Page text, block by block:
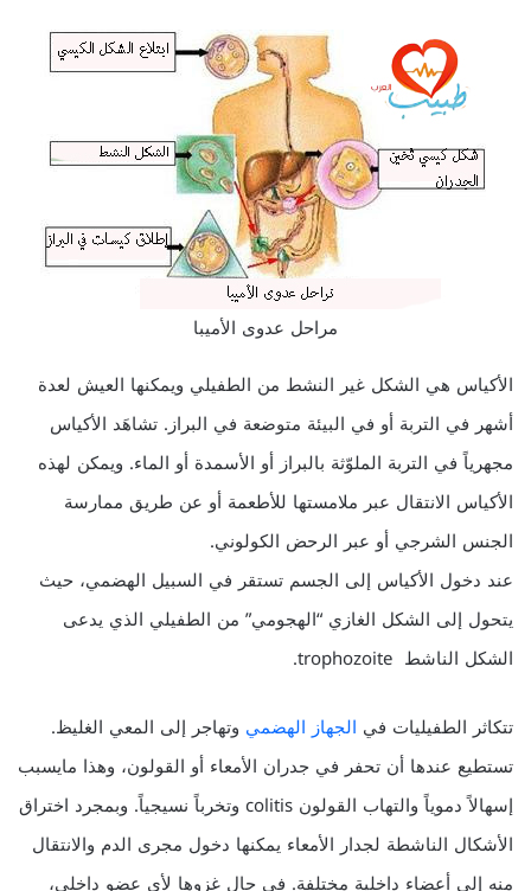
مراحل عدوى الأميبا
الأكياس هي الشكل غير النشط من الطفيلي ويمكنها العيش لعدة
أشهر في التربة أو في البيئة متوضعة في البراز. تشاهَد الأكياس
مجهرياً في التربة الملوّثة بالبراز أو الأسمدة أو الماء. ويمكن لهذه
الأكياس الانتقال عبر ملامستها للأطعمة أو عن طريق ممارسة
الجنس الشرجي أو عبر الرحض الكولوني.
عند دخول الأكياس إلى الجسم تستقر في السبيل الهضمي، حيث
يتحول إلى الشكل الغازي “الهجومي” من الطفيلي الذي يدعى
الشكل الناشط trophozoite.
تتكاثر الطفيليات في الجهاز الهضمي وتهاجر إلى المعي الغليظ.
تستطيع عندها أن تحفر في جدران الأمعاء أو القولون، وهذا مايسبب
إسهالاً دموياً والتهاب القولون colitis وتخرباً نسيجياً. وبمجرد اختراق
الأشكال الناشطة لجدار الأمعاء يمكنها دخول مجرى الدم والانتقال
منه إلى أعضاء داخلية مختلفة. في حال غزوها لأي عضو داخلي،